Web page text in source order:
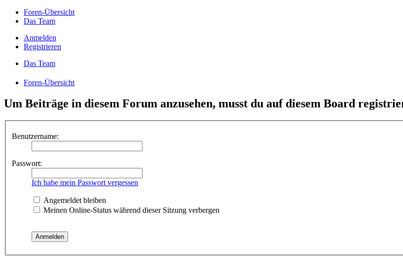
Foren-Übersicht
Das Team
Anmelden
Registrieren
Das Team
Foren-Übersicht
Um Beiträge in diesem Forum anzusehen, musst du auf diesem Board
Benutzername:
Passwort:
Ich habe mein Passwort vergessen
Angemeldet bleiben
Meinen Online-Status während dieser Sitzung verbergen